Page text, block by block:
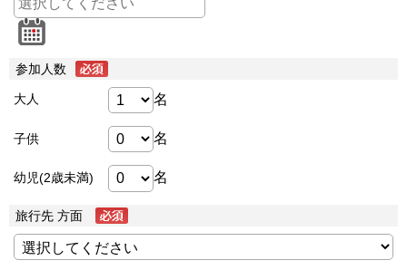
参加人数
大人 名
子供 名
幼児(2歳未満) 名
旅行先 方面